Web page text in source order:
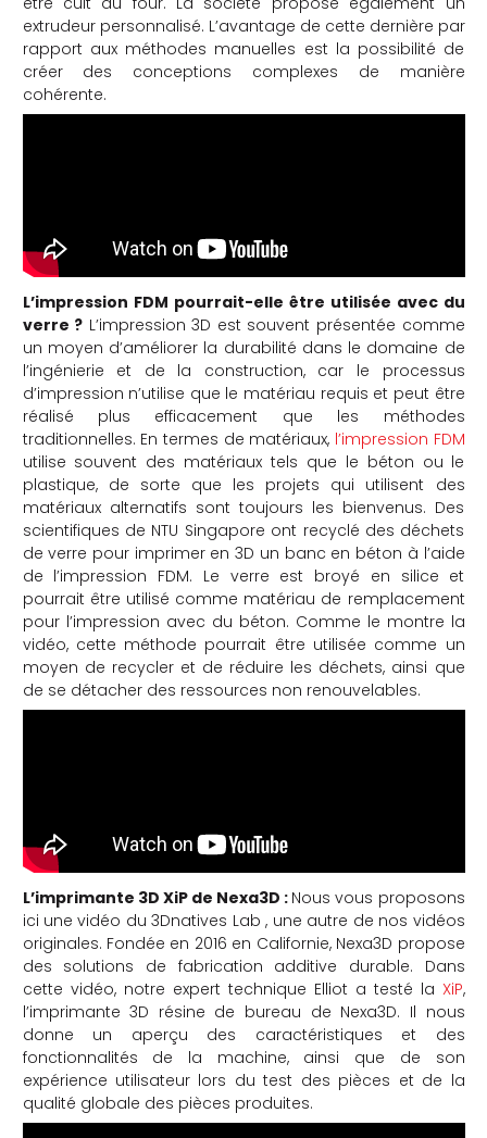
extrudeur personnalisé. L’avantage de cette dernière par
rapport aux méthodes manuelles est la possibilité de
créer des conceptions complexes de manière
cohérente.
L’impression FDM pourrait-elle être utilisée avec du
verre ? L’impression 3D est souvent présentée comme
un moyen d’améliorer la durabilité dans le domaine de
l’ingénierie et de la construction, car le processus
d’impression n’utilise que le matériau requis et peut être
réalisé plus efficacement que les méthodes
traditionnelles. En termes de matériaux, l’impression FDM
utilise souvent des matériaux tels que le béton ou le
plastique, de sorte que les projets qui utilisent des
matériaux alternatifs sont toujours les bienvenus. Des
scientifiques de NTU Singapore ont recyclé des déchets
de verre pour imprimer en 3D un banc en béton à l’aide
de l’impression FDM. Le verre est broyé en silice et
pourrait être utilisé comme matériau de remplacement
pour l’impression avec du béton. Comme le montre la
vidéo, cette méthode pourrait être utilisée comme un
moyen de recycler et de réduire les déchets, ainsi que
de se détacher des ressources non renouvelables.
L’imprimante 3D XiP de Nexa3D : Nous vous proposons
ici une vidéo du 3Dnatives Lab , une autre de nos vidéos
originales. Fondée en 2016 en Californie, Nexa3D propose
des solutions de fabrication additive durable. Dans
cette vidéo, notre expert technique Elliot a testé la XiP,
l’imprimante 3D résine de bureau de Nexa3D. Il nous
donne un aperçu des caractéristiques et des
fonctionnalités de la machine, ainsi que de son
expérience utilisateur lors du test des pièces et de la
qualité globale des pièces produites.